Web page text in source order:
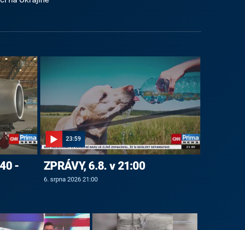
-
23:59
ZPRÁVY, 6.8. v 21:00
6. srpna 2026 21:00